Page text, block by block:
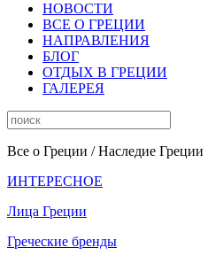
НОВОСТИ
ВСЕ О ГРЕЦИИ
НАПРАВЛЕНИЯ
БЛОГ
ОТДЫХ В ГРЕЦИИ
ГАЛЕРЕЯ
Все о Греции / Наследие Греции
ИНТЕРЕСНОЕ
Лица Греции
Греческие бренды